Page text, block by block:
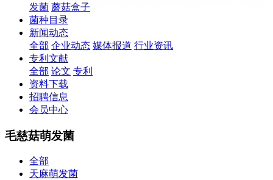
发菌 蘑菇盒子
菌种目录
新闻动态
全部 企业动态 媒体报道 行业资讯
专利文献
全部 论文 专利
资料下载
招聘信息
会员中心
毛慈菇萌发菌
全部
天麻萌发菌